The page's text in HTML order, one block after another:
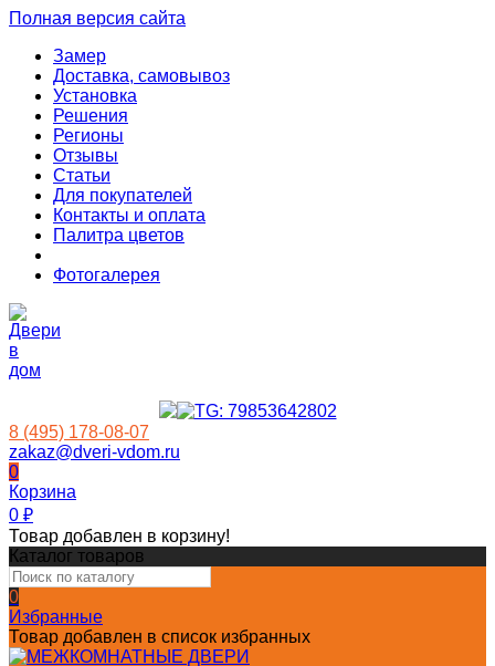
Полная версия сайта
Замер
Доставка, самовывоз
Установка
Решения
Регионы
Отзывы
Статьи
Для покупателей
Контакты и оплата
Палитра цветов
Фотогалерея
8 (495) 178-08-07
zakaz@dveri-vdom.ru
0
Корзина
0 ₽
Товар добавлен в корзину!
Каталог товаров
0
Избранные
Товар добавлен в список избранных